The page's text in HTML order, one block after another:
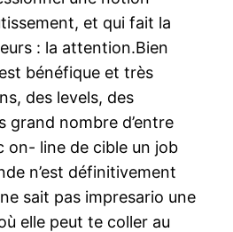
et qui fait la
: la attention.Bien
bénéfique et très
des levels, des
grand nombre d’entre
on- line de cible un job
n’est définitivement
sait pas impresario une
elle peut te coller au